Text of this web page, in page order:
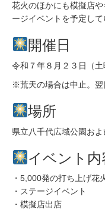
花火のほかにも模擬店
ージイベントを予定して
開催日
令和７年８月２３日（土
※荒天の場合は中止。翌
場所
県立八千代広域公園お
イベント内
・5,000発の打ち上げ花
・ステージイベント
・模擬店出店